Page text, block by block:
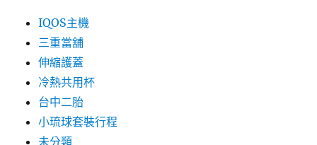
IQOS主機
三重當舖
伸縮護蓋
冷熱共用杯
台中二胎
小琉球套裝行程
未分類